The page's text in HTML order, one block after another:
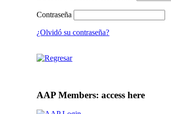
Contraseña
¿Olvidó su contraseña?
AAP Members: access here